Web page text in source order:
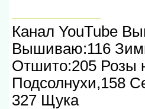
Канал YouTube
Вышиваю:116
Отшито:205 Розы
Подсолнухи,158
327 Щука